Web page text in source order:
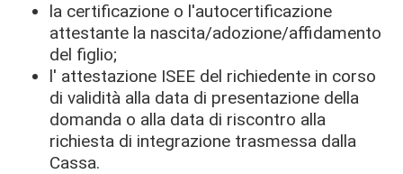
la certificazione o l'autocertificazione
attestante la nascita/adozione/affidamento
del figlio;
l' attestazione ISEE del richiedente in corso
di validità alla data di presentazione della
domanda o alla data di riscontro alla
richiesta di integrazione trasmessa dalla
Cassa.